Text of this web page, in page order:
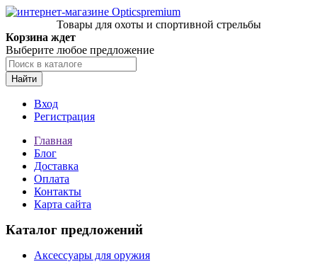
Товары для охоты и спортивной стрельбы
Корзина ждет
Выберите любое предложение
Найти
Вход
Регистрация
Главная
Блог
Доставка
Оплата
Контакты
Карта сайта
Каталог предложений
Аксессуары для оружия